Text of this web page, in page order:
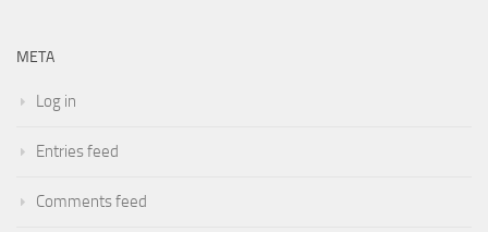
META
Log in
Entries feed
Comments feed